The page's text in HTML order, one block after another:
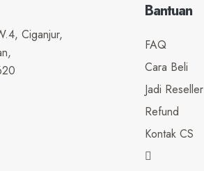
Ciganjur,
Bantuan
FAQ
Cara Beli
Jadi Reseller
Refund
Kontak CS